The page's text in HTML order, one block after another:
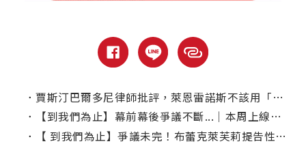
． 賈斯汀巴爾多尼律師批評，萊恩雷諾斯不該用「善良死侍」嘲諷他的當事人？
．
【到我們為止】幕前幕後爭議不斷...｜本周上線、電視首播推薦
．
【 到我們為止】爭議未完！布蕾克萊芙莉提告性騷擾